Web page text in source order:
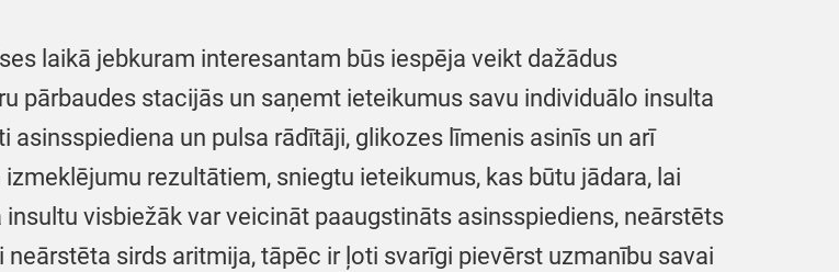
laikā jebkuram interesantam būs iespēja veikt dažādus
pārbaudes stacijās un saņemt ieteikumus savu individuālo insulta
un pulsa rādītāji, glikozes līmenis asinīs un arī
rezultātiem, sniegtu ieteikumus, kas būtu jādara, lai
visbiežāk var veicināt paaugstināts asinsspiediens, neārstēts
sirds aritmija, tāpēc ir ļoti svarīgi pievērst uzmanību savai